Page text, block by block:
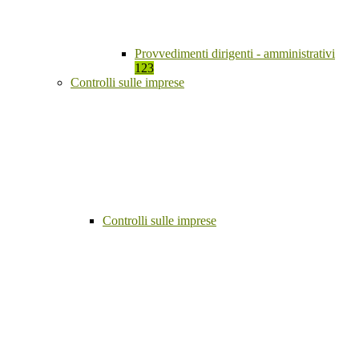
Provvedimenti dirigenti - amministrativi
123
Controlli sulle imprese
Controlli sulle imprese